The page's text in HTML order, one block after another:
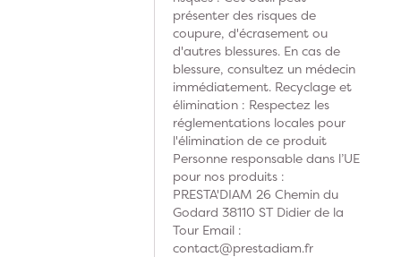
présenter des risques de
coupure, d'écrasement ou
d'autres blessures. En cas de
blessure, consultez un médecin
immédiatement. Recyclage et
élimination : Respectez les
réglementations locales pour
l'élimination de ce produit
Personne responsable dans l’UE
pour nos produits :
PRESTA'DIAM 26 Chemin du
Godard 38110 ST Didier de la
Tour Email :
contact@prestadiam.fr